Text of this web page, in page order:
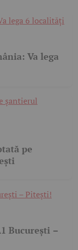
Va lega
pe
București –